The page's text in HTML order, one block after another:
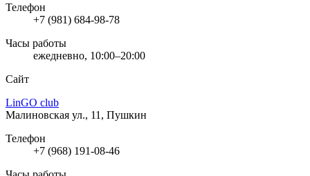
Телефон
+7 (981) 684-98-78
Часы работы
ежедневно, 10:00–20:00
Сайт
LinGO club
Малиновская ул., 11, Пушкин
Телефон
+7 (968) 191-08-46